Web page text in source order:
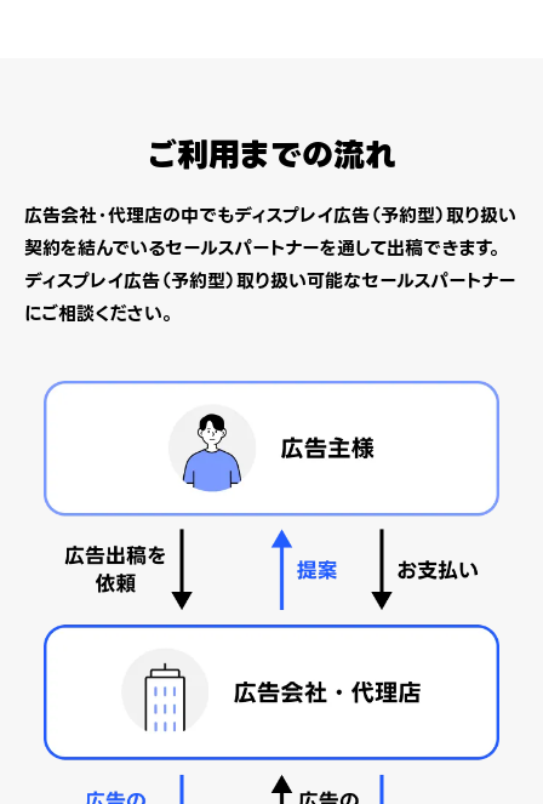
ご利用までの流れ
広告会社・代理店の中でもディスプレイ広告（予約型）取り扱い
契約を結んでいるセールスパートナーを通して出稿できます。
ディスプレイ広告（予約型）取り扱い可能なセールスパートナー
にご相談ください。